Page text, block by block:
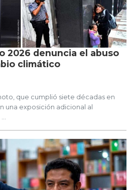
2026 denuncia el abuso
climático
que cumplió siete décadas en
una exposición adicional al